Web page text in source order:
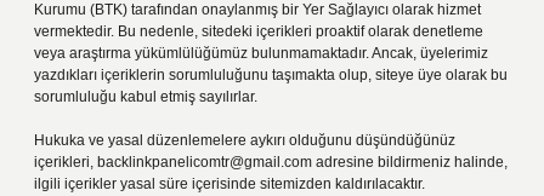
Kurumu (BTK) tarafından onaylanmış bir Yer Sağlayıcı olarak hizmet
vermektedir. Bu nedenle, sitedeki içerikleri proaktif olarak denetleme
veya araştırma yükümlülüğümüz bulunmamaktadır. Ancak, üyelerimiz
yazdıkları içeriklerin sorumluluğunu taşımakta olup, siteye üye olarak bu
sorumluluğu kabul etmiş sayılırlar.
Hukuka ve yasal düzenlemelere aykırı olduğunu düşündüğünüz
içerikleri, backlinkpanelicomtr@gmail.com adresine bildirmeniz halinde,
ilgili içerikler yasal süre içerisinde sitemizden kaldırılacaktır.